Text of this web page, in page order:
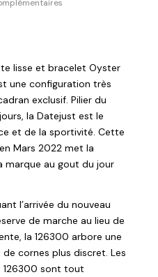
lisse et bracelet Oyster
une configuration très
exclusif. Pilier du
la Datejust est le
et de la sportivité. Cette
Mars 2022 met la
marque au gout du jour
l’arrivée du nouveau
de marche au lieu de
la 126300 arbore une
cornes plus discret. Les
126300 sont tout